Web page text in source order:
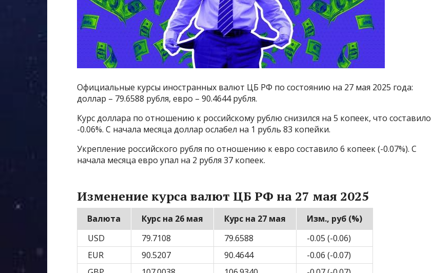
Официальные курсы иностранных валют ЦБ РФ по состоянию на 27 мая 2025 года:
доллар – 79.6588 рубля, евро – 90.4644 рубля.
Курс доллара по отношению к российскому рублю снизился на 5 копеек, что составило
-0.06%. С начала месяца доллар ослабел на 1 рубль 83 копейки.
Укрепление российского рубля по отношению к евро составило 6 копеек (-0.07%). С
начала месяца евро упал на 2 рубля 37 копеек.
Изменение курса валют ЦБ РФ на 27 мая 2025
Валюта Курс на 26 мая Курс на 27 мая
Изм., руб (%)
USD
79.7108 79.6588
-0.05 (-0.06)
EUR
90.5207 90.4644
-0.06 (-0.07)